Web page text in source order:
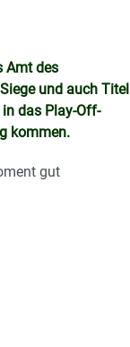
Amt des
und auch Titel
das Play-Off-
kommen.
gut